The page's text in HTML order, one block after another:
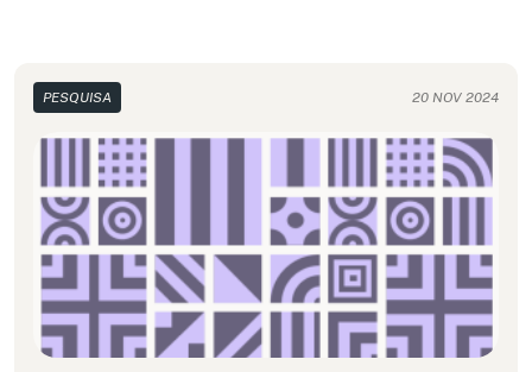
PESQUISA 20 NOV 2024